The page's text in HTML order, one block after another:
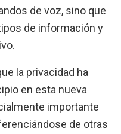
de voz, sino que
de información y
la privacidad ha
en esta nueva
importante
de otras